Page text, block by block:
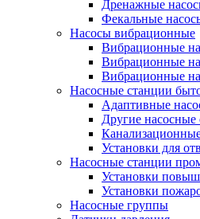
Дренажные
Фекальные
Насосы вибрационные
Вибрационные
Вибрационные
Вибрационные
Насосные станции
Адаптивные
Другие насосные
Установки для
Насосные станции
Установки
Установки
Насосные группы